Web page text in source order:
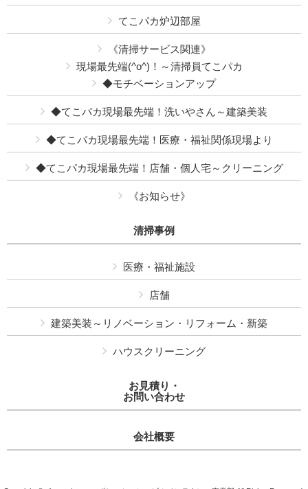
てこパカ炉辺部屋
《清掃サービス関連》
現場最先端(^o^)！～清掃員てこパカ
◆モチベーションアップ
◆てこパカ現場最先端！洗いやさん～建築美装
◆てこパカ現場最先端！医療・福祉関係現場より
◆てこパカ現場最先端！店舗・個人宅～クリーニング
《お知らせ》
清掃事例
医療・福祉施設
店舗
建築美装～リノベーション・リフォーム・新築
ハウスクリーニング
お見積り・
お問い合わせ
会社概要